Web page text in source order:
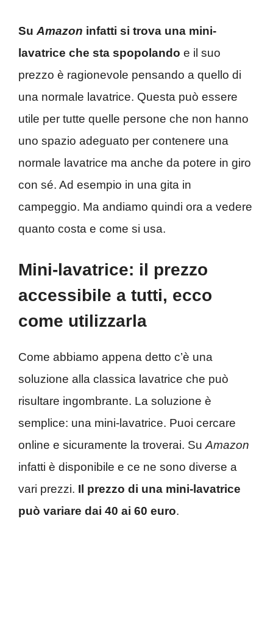
Su Amazon infatti si trova una mini-
lavatrice che sta spopolando e il suo
prezzo è ragionevole pensando a quello di
una normale lavatrice. Questa può essere
utile per tutte quelle persone che non hanno
uno spazio adeguato per contenere una
normale lavatrice ma anche da potere in giro
con sé. Ad esempio in una gita in
campeggio. Ma andiamo quindi ora a vedere
quanto costa e come si usa.
Mini-lavatrice: il prezzo
accessibile a tutti, ecco
come utilizzarla
Come abbiamo appena detto c’è una
soluzione alla classica lavatrice che può
risultare ingombrante. La soluzione è
semplice: una mini-lavatrice. Puoi cercare
online e sicuramente la troverai. Su Amazon
infatti è disponibile e ce ne sono diverse a
vari prezzi. Il prezzo di una mini-lavatrice
può variare dai 40 ai 60 euro.